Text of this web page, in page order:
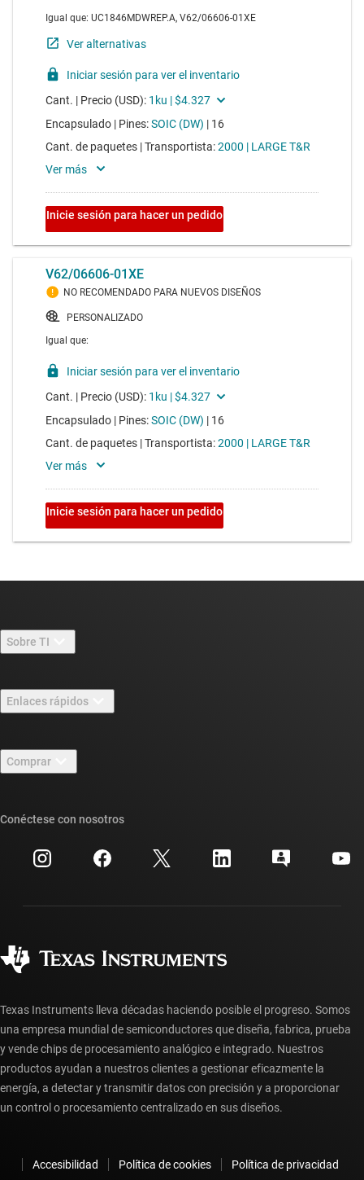
Sobre TI
Carreras laborales
Sala de redacción
Eventos
Relaciones con los inversionistas
Enlaces rápidos
Foros de soporte de diseño de TI E2E™
Búsqueda de referencias cruzadas
Centro de atención al cliente
Preguntas frecuentes sobre la cuenta myTI
Comprar
Preguntas frecuentes sobre pedidos
Conéctese con nosotros
Texas Instruments lleva décadas haciendo posible el progreso. Somos
una empresa mundial de semiconductores que diseña, fabrica, prueba
y vende chips de procesamiento analógico e integrado. Nuestros
productos ayudan a nuestros clientes a gestionar eficazmente la
energía, a detectar y transmitir datos con precisión y a proporcionar
un control o procesamiento centralizado en sus diseños.
Accesibilidad Política de cookies
Política de privacidad